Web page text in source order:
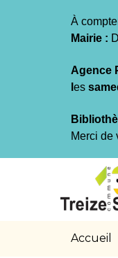
À
Mairie :
Agence
es
Merci de
Accueil